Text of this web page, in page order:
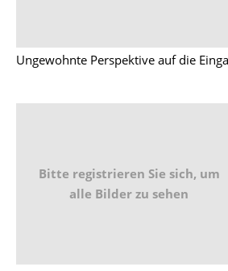
Ungewohnte Perspektive auf die
Bitte registrieren Sie sich, um
alle Bilder zu sehen